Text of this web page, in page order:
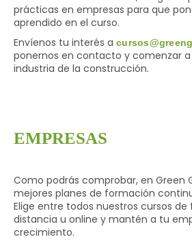
prácticas en empresas para que
aprendido en el curso.
Envíenos tu interés a
ponernos en contacto y comenzar
industria de la construcción.
EMPRESAS
Como podrás comprobar, en Green
mejores planes de formación
Elige entre todos nuestros cursos
distancia u online y mantén a tu
crecimiento.